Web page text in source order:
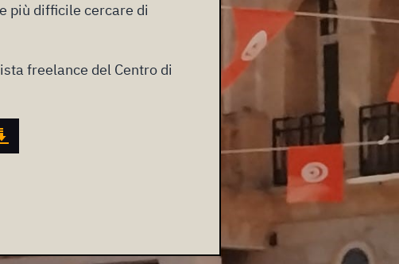
più difficile cercare di
freelance del Centro di